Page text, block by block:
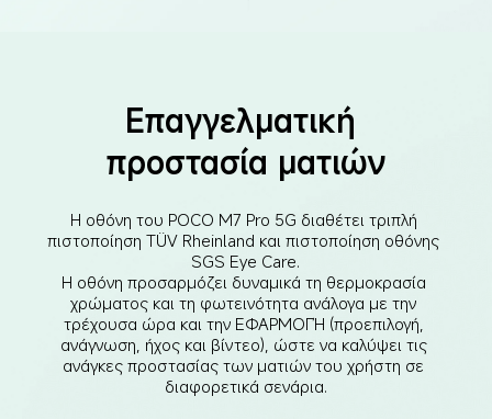
Επαγγελματική
προστασία ματιών
Η οθόνη του POCO M7 Pro 5G διαθέτει τριπλή
πιστοποίηση TÜV Rheinland και πιστοποίηση οθόνης
SGS Eye Care.
Η οθόνη προσαρμόζει δυναμικά τη θερμοκρασία
χρώματος και τη φωτεινότητα ανάλογα με την
τρέχουσα ώρα και την ΕΦΑΡΜΟΓΉ (προεπιλογή,
ανάγνωση, ήχος και βίντεο), ώστε να καλύψει τις
ανάγκες προστασίας των ματιών του χρήστη σε
διαφορετικά σενάρια.